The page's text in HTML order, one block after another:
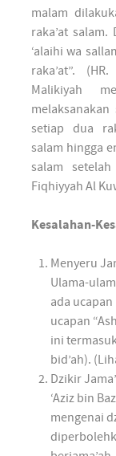
malam
raka’at
‘alaihi wa
raka’at”.
Malikiyah
setiap dua
salam hingga
salam
Fiqhiyyah Al
Kesalahan-
Menyeru
Ulama-
ada
ucapan
ini
bid’ah).
Dzikir
‘Aziz bin
mengenai